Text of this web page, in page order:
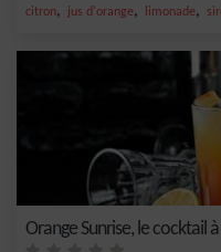
citron, jus d'orange, limonade,
Orange Sunrise, le cocktail